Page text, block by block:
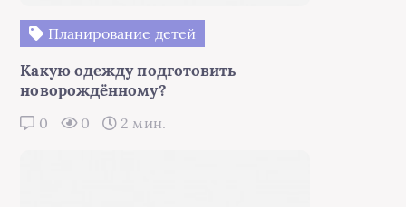
Планирование детей
Какую одежду подготовить
новорождённому?
0 0 2 мин.